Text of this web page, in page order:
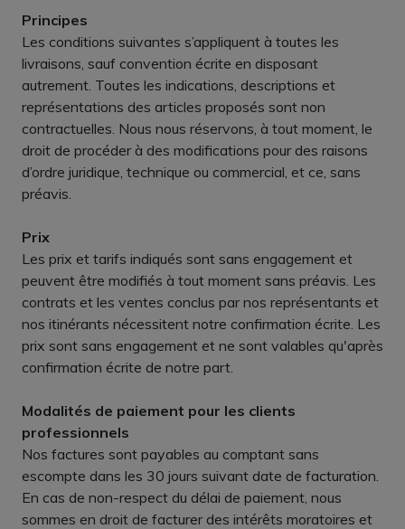
Principes
Les conditions suivantes s’appliquent à toutes les
livraisons, sauf convention écrite en disposant
autrement. Toutes les indications, descriptions et
représentations des articles proposés sont non
contractuelles. Nous nous réservons, à tout moment, le
droit de procéder à des modifications pour des raisons
d’ordre juridique, technique ou commercial, et ce, sans
préavis.
Prix
Les prix et tarifs indiqués sont sans engagement et
peuvent être modifiés à tout moment sans préavis. Les
contrats et les ventes conclus par nos représentants et
nos itinérants nécessitent notre confirmation écrite. Les
prix sont sans engagement et ne sont valables qu'après
confirmation écrite de notre part.
Modalités de paiement pour les clients
professionnels
Nos factures sont payables au comptant sans
escompte dans les 30 jours suivant date de facturation.
En cas de non-respect du délai de paiement, nous
sommes en droit de facturer des intérêts moratoires et